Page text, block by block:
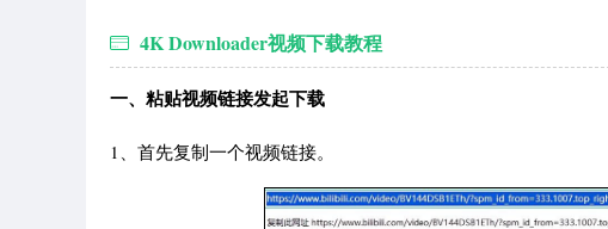
4K Downloader视频下载教程
一、粘贴视频链接发起下载
1、首先复制一个视频链接。